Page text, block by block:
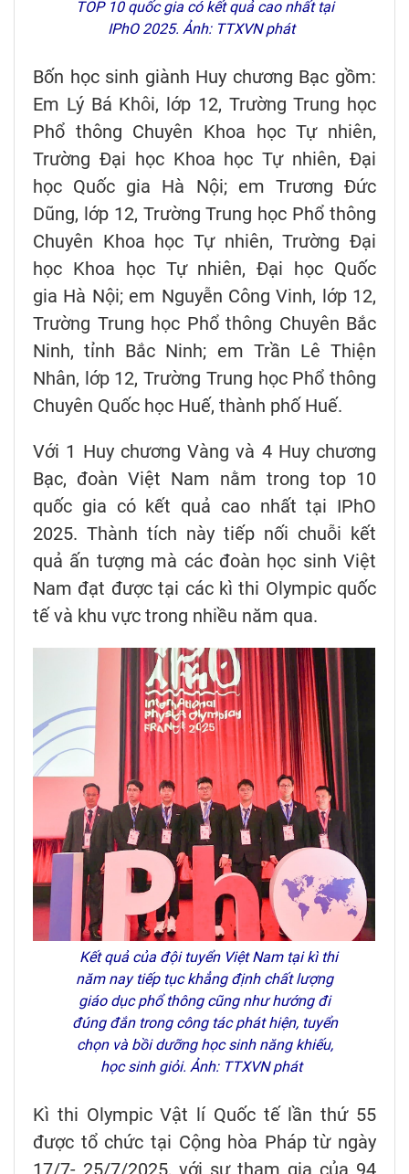
TOP 10 quốc gia có kết quả cao nhất tại
IPhO 2025. Ảnh: TTXVN phát
Bốn học sinh giành Huy chương Bạc gồm:
Em Lý Bá Khôi, lớp 12, Trường Trung học
Phổ thông Chuyên Khoa học Tự nhiên,
Trường Đại học Khoa học Tự nhiên, Đại
học Quốc gia Hà Nội; em Trương Đức
Dũng, lớp 12, Trường Trung học Phổ thông
Chuyên Khoa học Tự nhiên, Trường Đại
học Khoa học Tự nhiên, Đại học Quốc
gia Hà Nội; em Nguyễn Công Vinh, lớp 12,
Trường Trung học Phổ thông Chuyên Bắc
Ninh, tỉnh Bắc Ninh; em Trần Lê Thiện
Nhân, lớp 12, Trường Trung học Phổ thông
Chuyên Quốc học Huế, thành phố Huế.
Với 1 Huy chương Vàng và 4 Huy chương
Bạc, đoàn Việt Nam nằm trong top 10
quốc gia có kết quả cao nhất tại IPhO
2025. Thành tích này tiếp nối chuỗi kết
quả ấn tượng mà các đoàn học sinh Việt
Nam đạt được tại các kì thi Olympic quốc
tế và khu vực trong nhiều năm qua.
Kết quả của đội tuyển Việt Nam tại kì thi
năm nay tiếp tục khẳng định chất lượng
giáo dục phổ thông cũng như hướng đi
đúng đắn trong công tác phát hiện, tuyển
chọn và bồi dưỡng học sinh năng khiếu,
học sinh giỏi. Ảnh: TTXVN phát
Kì thi Olympic Vật lí Quốc tế lần thứ 55
được tổ chức tại Cộng hòa Pháp từ ngày
17/7- 25/7/2025, với sự tham gia của 94